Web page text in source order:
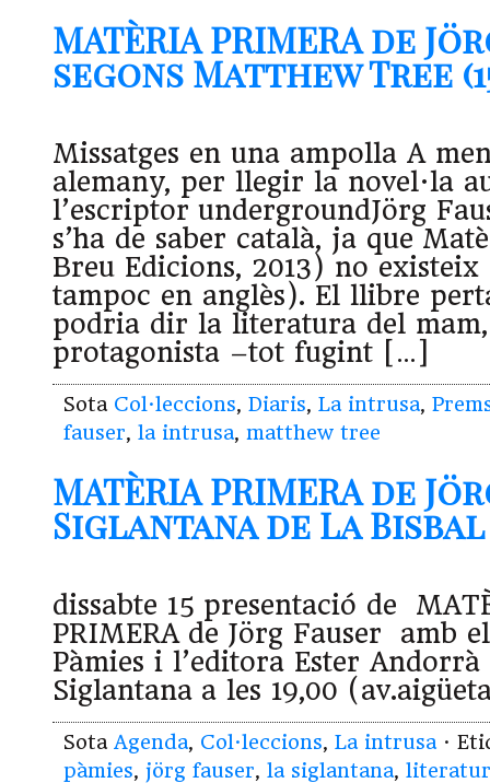
MATÈRIA PRIMERA de
segons Matthew Tree
Missatges en una ampolla A
alemany, per llegir la novel·la
l’escriptor undergroundJörg
s’ha de saber català, ja que
Breu Edicions, 2013) no
tampoc en anglès). El llibre
podria dir la literatura del mam,
protagonista –tot fugint […]
Sota Col·leccions, Diaris, La intrusa,
fauser, la intrusa, matthew tree
MATÈRIA PRIMERA de
Siglantana de La Bisbal
dissabte 15 presentació de
PRIMERA de Jörg Fauser amb
Pàmies i l’editora Ester
Siglantana a les 19,00
Sota Agenda, Col·leccions, La intrusa ·
pàmies, jörg fauser, la siglantana,